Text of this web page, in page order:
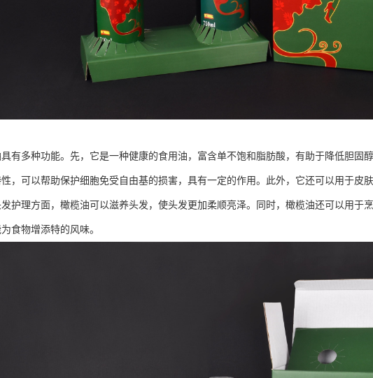
有多种功能。先，它是一种健康的食用油，富含单不饱和脂肪酸，有助于降低胆固
，可以帮助保护细胞免受自由基的损害，具有一定的作用。此外，它还可以用于皮
护理方面，橄榄油可以滋养头发，使头发更加柔顺亮泽。同时，橄榄油还可以用于
食物增添特的风味。